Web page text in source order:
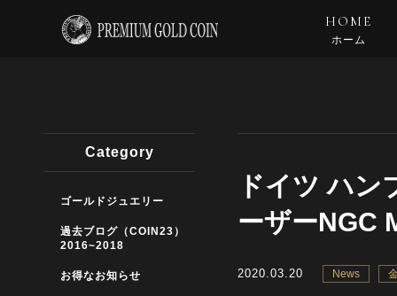
HOME
ホーム
ドイツ ハ
ーザーNGC
2020.03.20 News
Category
ゴールドジュエリー
過去ブログ（COIN23）
2016~2018
お得なお知らせ